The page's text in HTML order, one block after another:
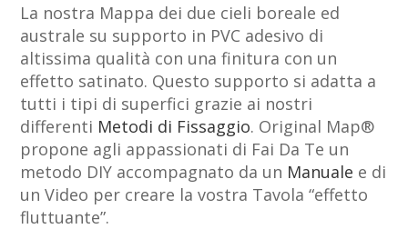
La nostra Mappa dei due cieli boreale ed
australe su supporto in PVC adesivo di
altissima qualità con una finitura con un
effetto satinato. Questo supporto si adatta a
tutti i tipi di superfici grazie ai nostri
differenti Metodi di Fissaggio. Original Map®
propone agli appassionati di Fai Da Te un
metodo DIY accompagnato da un Manuale e di
un Video per creare la vostra Tavola “effetto
fluttuante”.